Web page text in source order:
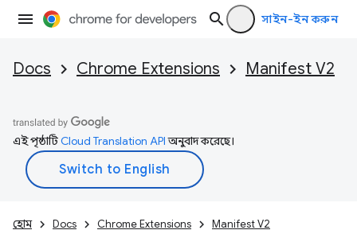
সাইন-ইন করুন
Docs Chrome Extensions Manifest V2
এই পৃষ্ঠাটিCloud Translation APIঅনুবাদ করেছে।
হোম Docs Chrome Extensions Manifest V2